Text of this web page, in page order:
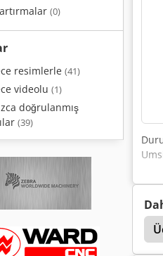
(0)
resimlerle (41)
videolu (1)
doğrulanmış
(39)